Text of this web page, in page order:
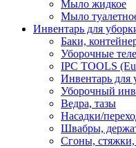
Мыло жидкое
Мыло
Инвентарь для
Баки,
Уборочные
IPC TOOLS
Инвентарь для
Уборочный
Ведра, тазы
Насадки/
Швабры,
Сгоны,